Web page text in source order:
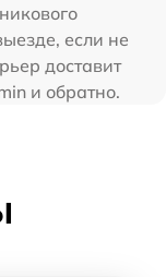
если не
доставит
и обратно.